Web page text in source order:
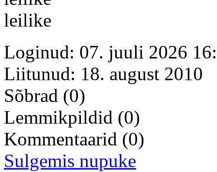
leilike
Loginud: 07. juuli 2026
Liitunud: 18. august 2010
Sõbrad (0)
Lemmikpildid (0)
Kommentaarid (0)
Sulgemis nupuke